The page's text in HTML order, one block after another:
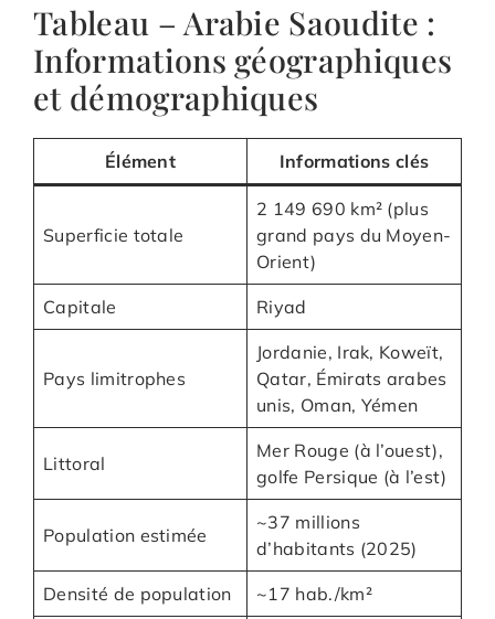
Tableau – Arabie Saoudite :
Informations géographiques
et démographiques
Élément Informations clés
Superficie totale
2 149 690 km² (plus
grand pays du Moyen-
Orient)
Capitale Riyad
Pays limitrophes
Jordanie, Irak, Koweït,
Qatar, Émirats arabes
unis, Oman, Yémen
Littoral
Mer Rouge (à l’ouest),
golfe Persique (à l’est)
Population estimée
~37 millions
d’habitants (2025)
Densité de population ~17 hab./km²